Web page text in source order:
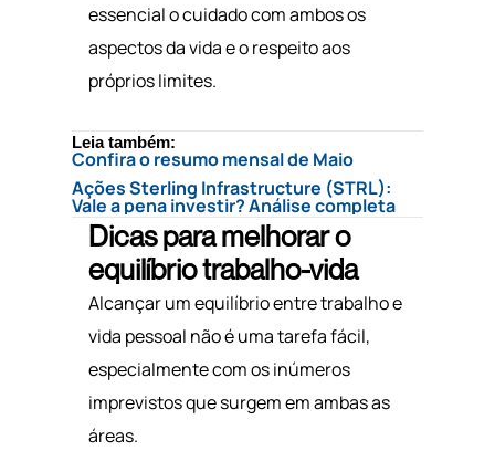
essencial o cuidado com ambos os
aspectos da vida e o respeito aos
próprios limites.
Leia também:
Confira o resumo mensal de Maio
Ações Sterling Infrastructure (STRL):
Vale a pena investir? Análise completa
Dicas para melhorar o
equilíbrio trabalho-vida
Alcançar um equilíbrio entre trabalho e
vida pessoal não é uma tarefa fácil,
especialmente com os inúmeros
imprevistos que surgem em ambas as
áreas.